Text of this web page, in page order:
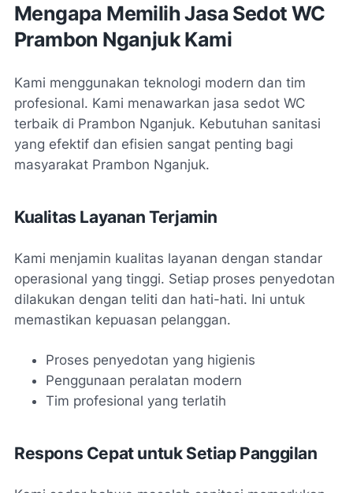
Mengapa Memilih Jasa Sedot WC
Prambon Nganjuk Kami
Kami menggunakan teknologi modern dan tim
profesional. Kami menawarkan jasa sedot WC
terbaik di Prambon Nganjuk. Kebutuhan sanitasi
yang efektif dan efisien sangat penting bagi
masyarakat Prambon Nganjuk.
Kualitas Layanan Terjamin
Kami menjamin kualitas layanan dengan standar
operasional yang tinggi. Setiap proses penyedotan
dilakukan dengan teliti dan hati-hati. Ini untuk
memastikan kepuasan pelanggan.
Proses penyedotan yang higienis
Penggunaan peralatan modern
Tim profesional yang terlatih
Respons Cepat untuk Setiap Panggilan